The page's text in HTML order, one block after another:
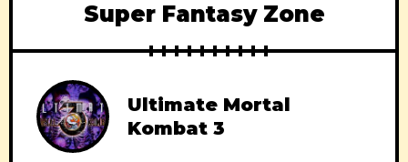
Super Fantasy Zone
Ultimate Mortal
Kombat 3